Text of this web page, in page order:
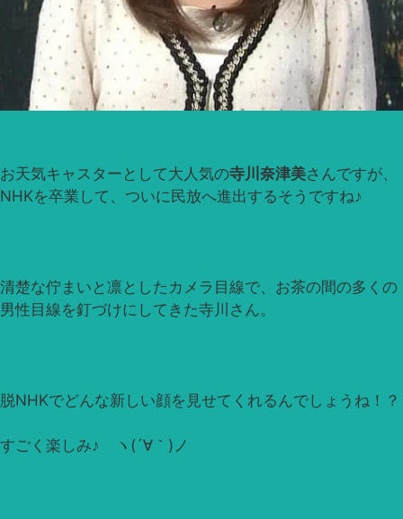
お天気キャスターとして大人気の寺川奈津美さんですが、
NHKを卒業して、ついに民放へ進出するそうですね♪
清楚な佇まいと凛としたカメラ目線で、お茶の間の多くの
男性目線を釘づけにしてきた寺川さん。
脱NHKでどんな新しい顔を見せてくれるんでしょうね！？
すごく楽しみ♪ ヽ(´∀｀)ノ